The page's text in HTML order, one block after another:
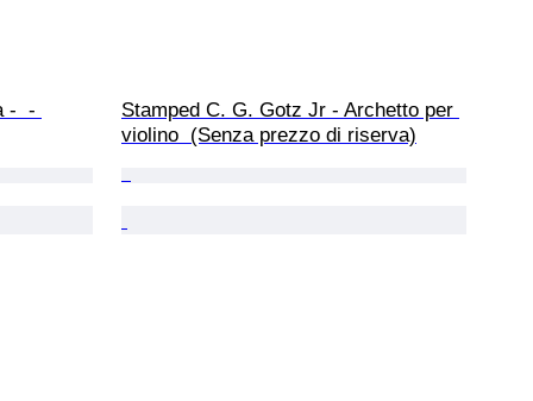
-  -
Stamped C. G. Gotz Jr - Archetto per
violino  (Senza prezzo di riserva)